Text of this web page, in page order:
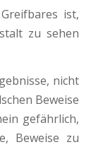
ist,
zu sehen
nicht
Beweise
gefährlich,
Beweise zu